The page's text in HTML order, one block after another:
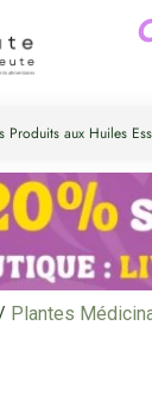
Produits aux Huiles
Plantes